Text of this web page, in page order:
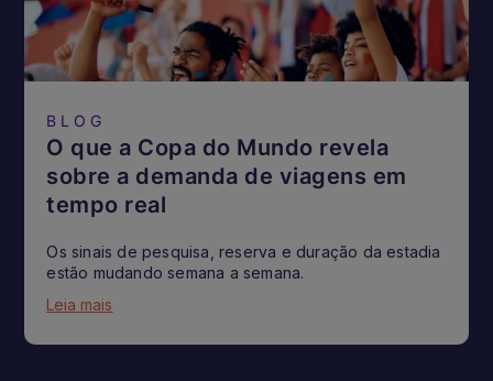
BLOG
O que a Copa do Mundo revela
sobre a demanda de viagens em
tempo real
Os sinais de pesquisa, reserva e duração da estadia
estão mudando semana a semana.
Leia mais